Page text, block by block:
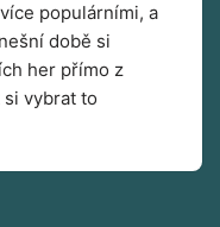
populárními, a
době si
her přímo z
si vybrat to